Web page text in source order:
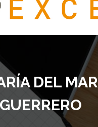
DEL MAR
GUERRERO